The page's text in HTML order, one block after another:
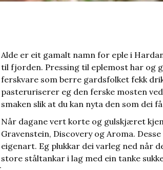
Alde er eit gamalt namn for eple i
til fjorden. Pressing til eplemost har og
ferskvare som berre gardsfolket fekk
pasteruriserer eg den ferske mosten
smaken slik at du kan nyta den som dei
Når dagane vert korte og gulskjæret
Gravenstein, Discovery og Aroma.
eigenart. Eg plukkar dei varleg ned når
store ståltankar i lag med ein tanke